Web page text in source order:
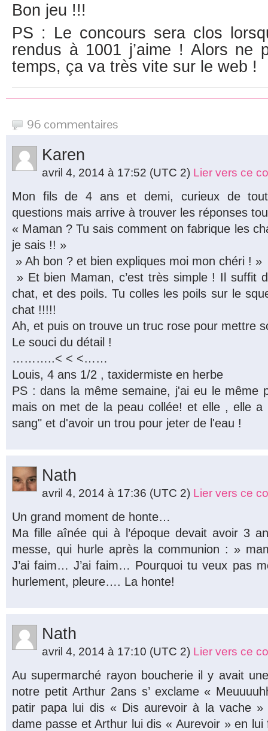
Bon jeu !!!
PS : Le concours sera clos
rendus à 1001 j’aime ! Alors ne
temps, ça va très vite sur le web !
96 commentaires
Karen
avril 4, 2014 à 17:52 (UTC 2) Lier vers ce
Mon fils de 4 ans et demi, curieux de
questions mais arrive à trouver les réponses
« Maman ? Tu sais comment on fabrique les
je sais !! »
» Ah bon ? et bien expliques moi mon chéri ! »
» Et bien Maman, c’est très simple ! Il suffit
chat, et des poils. Tu colles les poils sur le
chat !!!!!
Ah, et puis on trouve un truc rose pour mettre
Le souci du détail !
………..< < <……
Louis, 4 ans 1/2 , taxidermiste en herbe
PS : dans la même semaine, j'ai eu le même
mais on met de la peau collée! et elle , elle a
sang" et d'avoir un trou pour jeter de l'eau !
Nath
avril 4, 2014 à 17:36 (UTC 2) Lier vers ce
Un grand moment de honte…
Ma fille aînée qui à l’époque devait avoir 3
messe, qui hurle après la communion : »
J’ai faim… J’ai faim… Pourquoi tu veux pas
hurlement, pleure…. La honte!
Nath
avril 4, 2014 à 17:10 (UTC 2) Lier vers ce
Au supermarché rayon boucherie il y avait
notre petit Arthur 2ans s’ exclame «
patir papa lui dis « Dis aurevoir à la vache
dame passe et Arthur lui dis « Aurevoir » en